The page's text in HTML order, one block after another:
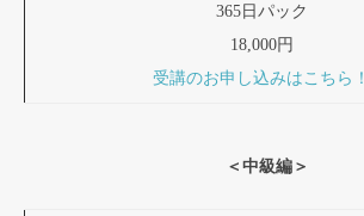
365日パック
18,000円
受講のお申し込みはこちら！
＜中級編＞